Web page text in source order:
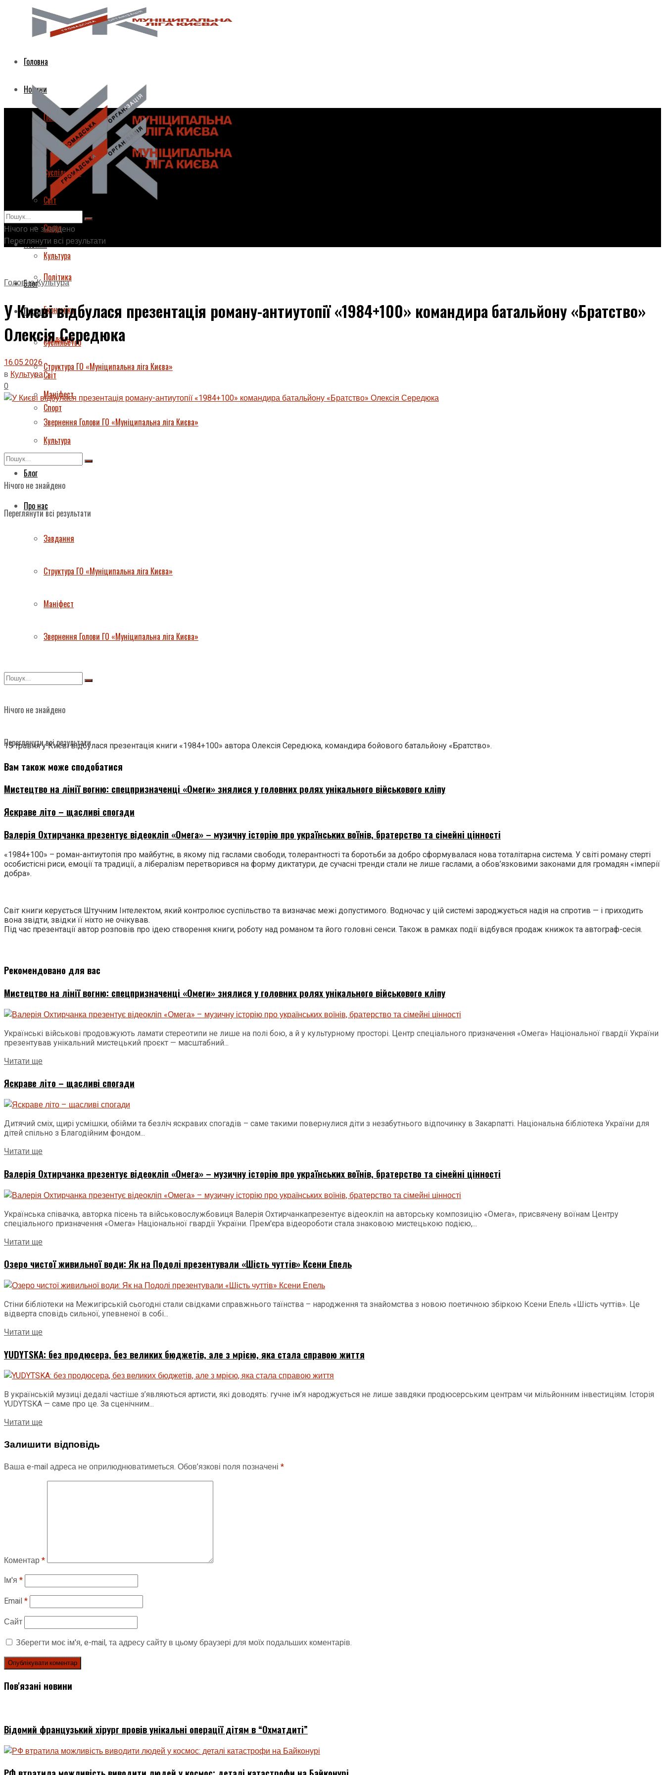
Головна
Новини
Політика
Економіка
Суспільство
Світ
Спорт
Культура
Блог
Про нас
Завдання
Структура ГО «Муніципальна ліга Києва»
Маніфест
Звернення Голови ГО «Муніципальна ліга Києва»
Нічого не знайдено
Переглянути всі результати
Головна
Новини
Політика
Економіка
Суспільство
Світ
Спорт
Культура
Блог
Про нас
Завдання
Структура ГО «Муніципальна ліга Києва»
Маніфест
Звернення Голови ГО «Муніципальна ліга Києва»
Нічого не знайдено
Переглянути всі результати
Нічого не знайдено
Переглянути всі результати
ГоловнаКультура
У Києві відбулася презентація роману-антиутопії «1984+100» командира батальйону «Братство»
Олексія Середюка
16.05.2026
в Культура
0
15 травня у Києві відбулася презентація книги «1984+100» автора Олексія Середюка, командира бойового батальйону «Братство».
Вам також може сподобатися
Мистецтво на лінії вогню: спецпризначенці «Омеги» знялися у головних ролях унікального військового кліпу
Яскраве літо – щасливі спогади
Валерія Охтирчанка презентує відеокліп «Омега» – музичну історію про українських воїнів, братерство та сімейні цінності
«1984+100» – роман-антиутопія про майбутнє, в якому під гаслами свободи, толерантності та боротьби за добро сформувалася нова тоталітарна система. У світі роману стерті
особистісні риси, емоції та традиції, а лібералізм перетворився на форму диктатури, де сучасні тренди стали не лише гаслами, а обов’язковими законами для громадян «імперії
добра».
Світ книги керується Штучним Інтелектом, який контролює суспільство та визначає межі допустимого. Водночас у цій системі зароджується надія на спротив — і приходить
вона звідти, звідки її ніхто не очікував.
Під час презентації автор розповів про ідею створення книги, роботу над романом та його головні сенси. Також в рамках події відбувся продаж книжок та автограф-сесія.
Рекомендовано для вас
Мистецтво на лінії вогню: спецпризначенці «Омеги» знялися у головних ролях унікального військового кліпу
Українські військові продовжують ламати стереотипи не лише на полі бою, а й у культурному просторі. Центр спеціального призначення «Омега» Національної гвардії України
презентував унікальний мистецький проєкт — масштабний...
Читати ще
Яскраве літо – щасливі спогади
Дитячий сміх, щирі усмішки, обійми та безліч яскравих спогадів – саме такими повернулися діти з незабутнього відпочинку в Закарпатті. Національна бібліотека України для
дітей спільно з Благодійним фондом...
Читати ще
Валерія Охтирчанка презентує відеокліп «Омега» – музичну історію про українських воїнів, братерство та сімейні цінності
Українська співачка, авторка пісень та військовослужбовиця Валерія Охтирчанкапрезентує відеокліп на авторську композицію «Омега», присвячену воїнам Центру
спеціального призначення «Омега» Національної гвардії України. Прем'єра відеороботи стала знаковою мистецькою подією,...
Читати ще
Озеро чистої живильної води: Як на Подолі презентували «Шість чуттів» Ксени Епель
Стіни бібліотеки на Межигірській сьогодні стали свідками справжнього таїнства – народження та знайомства з новою поетичною збіркою Ксени Епель «Шість чуттів». Це
відверта сповідь сильної, упевненої в собі...
Читати ще
YUDYTSKA: без продюсера, без великих бюджетів, але з мрією, яка стала справою життя
В українській музиці дедалі частіше з’являються артисти, які доводять: гучне ім’я народжується не лише завдяки продюсерським центрам чи мільйонним інвестиціям. Історія
YUDYTSKA — саме про це. За сценічним...
Читати ще
Залишити відповідь
Ваша e-mail адреса не оприлюднюватиметься. Обов’язкові поля позначені *
Коментар*
Ім'я *
Email*
Сайт
Зберегти моє ім'я, e-mail, та адресу сайту в цьому браузері для моїх подальших коментарів.
Пов'язані новини
Відомий французький хірург провів унікальні операції дітям в “Охматдиті”